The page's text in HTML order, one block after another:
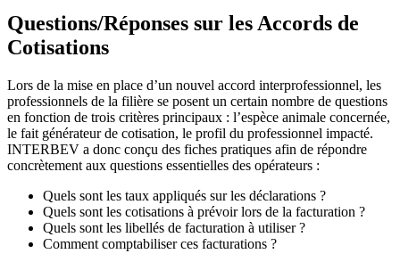
Questions/Réponses sur les Accords de
Cotisations
Lors de la mise en place d’un nouvel accord interprofessionnel, les
professionnels de la filière se posent un certain nombre de questions
en fonction de trois critères principaux : l’espèce animale concernée,
le fait générateur de cotisation, le profil du professionnel impacté.
INTERBEV a donc conçu des fiches pratiques afin de répondre
concrètement aux questions essentielles des opérateurs :
Quels sont les taux appliqués sur les déclarations ?
Quels sont les cotisations à prévoir lors de la facturation ?
Quels sont les libellés de facturation à utiliser ?
Comment comptabiliser ces facturations ?